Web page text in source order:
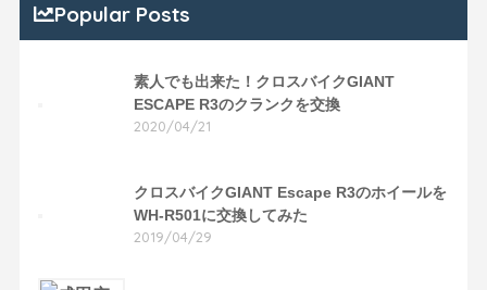
Popular Posts
素人でも出来た！クロスバイクGIANT
ESCAPE R3のクランクを交換
2020/04/21
クロスバイクGIANT Escape R3のホイールを
WH-R501に交換してみた
2019/04/29